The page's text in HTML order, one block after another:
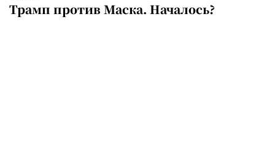
Трамп против Маска. Началось?